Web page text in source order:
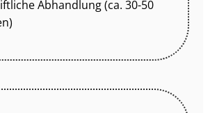
Abhandlung (ca. 30-50